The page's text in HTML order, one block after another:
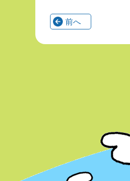
前へ